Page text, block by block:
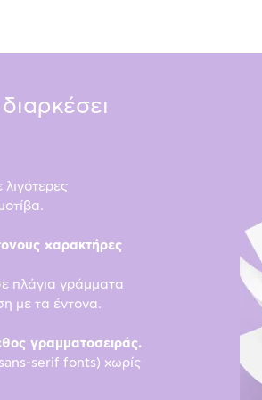
χαρακτήρες
πλάγια γράμματα
με τα έντονα.
γραμματοσειράς.
serif fonts) χωρίς